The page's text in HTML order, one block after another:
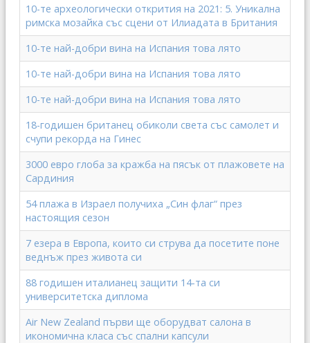
10-те археологически открития на 2021: 5. Уникална
римска мозайка със сцени от Илиадата в Британия
10-те най-добри вина на Испания това лято
10-те най-добри вина на Испания това лято
10-те най-добри вина на Испания това лято
18-годишен британец обиколи света със самолет и
счупи рекорда на Гинес
3000 евро глоба за кражба на пясък от плажовете на
Сардиния
54 плажа в Израел получиха „Син флаг“ през
настоящия сезон
7 езера в Европа, които си струва да посетите поне
веднъж през живота си
88 годишен италианец защити 14-та си
университетска диплома
Air New Zealand първи ще оборудват салона в
икономична класа със спални капсули